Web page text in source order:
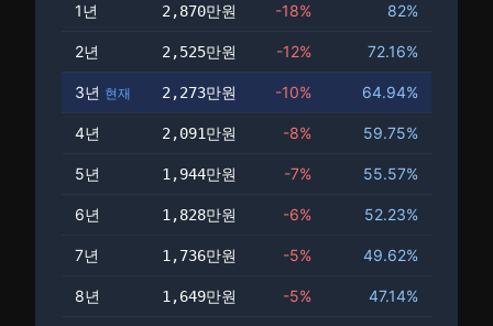
1년 2,870만원 -18% 82%
2년 2,525만원 -12% 72.16%
3년 현재 2,273만원 -10% 64.94%
4년 2,091만원 -8% 59.75%
5년 1,944만원 -7% 55.57%
6년 1,828만원 -6% 52.23%
7년 1,736만원 -5% 49.62%
8년 1,649만원 -5% 47.14%